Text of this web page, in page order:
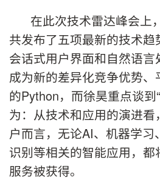
在此次技术雷达峰会上
共发布了五项最新的技术趋
会话式用户界面和自然语
成为新的差异化竞争优势
的Python，而徐昊重点谈到
为：从技术和应用的演进看
户而言，无论AI、机器学习
识别等相关的智能应用，
服务被获得。